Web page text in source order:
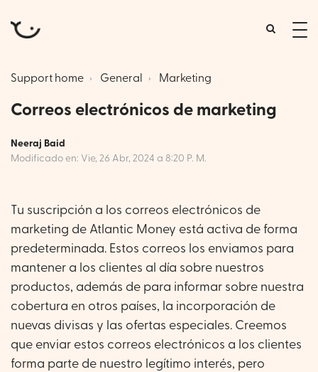
Support home General Marketing
Correos electrónicos de marketing
Neeraj Baid
Modificado en: Vie, 26 Abr, 2024 a 8:20 P. M.
Tu suscripción a los correos electrónicos de
marketing de Atlantic Money está activa de forma
predeterminada. Estos correos los enviamos para
mantener a los clientes al día sobre nuestros
productos, además de para informar sobre nuestra
cobertura en otros países, la incorporación de
nuevas divisas y las ofertas especiales. Creemos
que enviar estos correos electrónicos a los clientes
forma parte de nuestro legítimo interés, pero